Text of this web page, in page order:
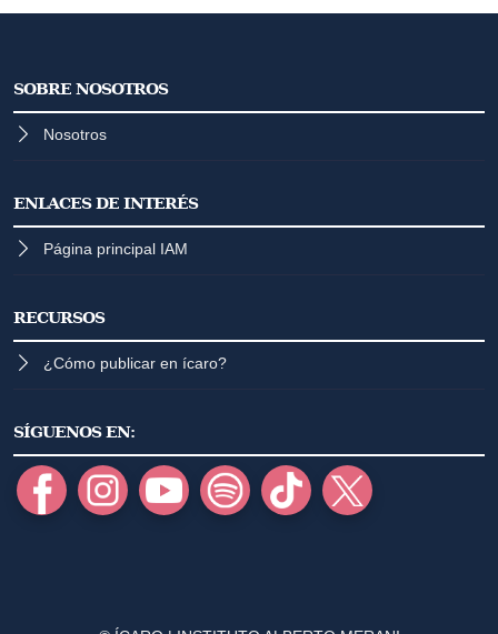
SOBRE NOSOTROS
Nosotros
ENLACES DE INTERÉS
Página principal IAM
RECURSOS
¿Cómo publicar en ícaro?
SÍGUENOS EN: